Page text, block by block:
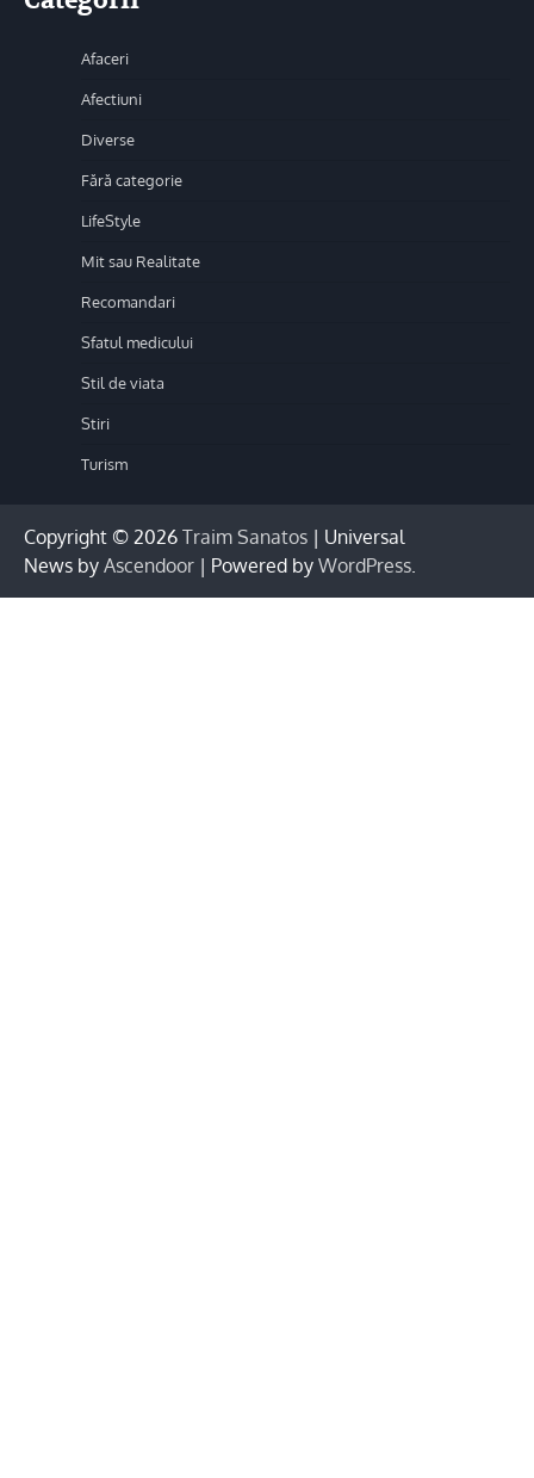
Afaceri
Afectiuni
Diverse
Fără categorie
LifeStyle
Mit sau Realitate
Recomandari
Sfatul medicului
Stil de viata
Stiri
Turism
Copyright © 2026 Traim Sanatos | Universal
News by Ascendoor | Powered by WordPress